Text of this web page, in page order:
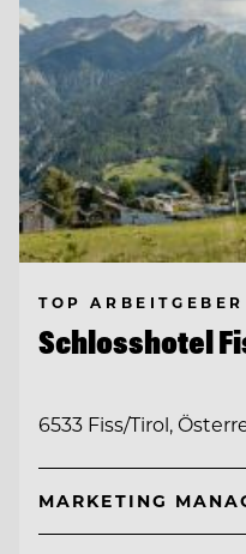
TOP ARBEITGEBER
Schlosshotel
6533 Fiss/Tirol,
MARKETING